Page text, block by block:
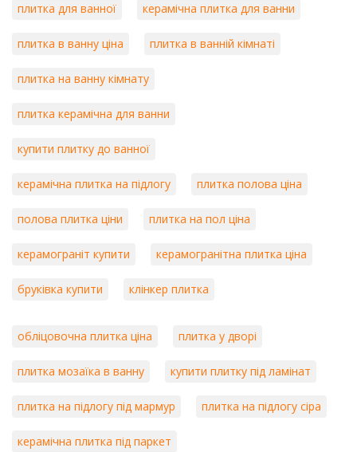
плитка для ванної керамічна плитка для ванни
плитка в ванну ціна плитка в ванній кімнаті
плитка на ванну кімнату
плитка керамічна для ванни
купити плитку до ванної
керамічна плитка на підлогу плитка полова ціна
полова плитка ціни плитка на пол ціна
керамограніт купити керамогранітна плитка ціна
бруківка купити клінкер плитка
обліцовочна плитка ціна плитка у дворі
плитка мозаїка в ванну купити плитку під ламінат
плитка на підлогу під мармур плитка на підлогу сіра
керамічна плитка під паркет